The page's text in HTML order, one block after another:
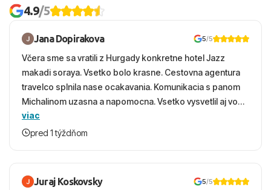
4.9/5
Jana Dopirakova 5/5
Včera sme sa vratili z Hurgady konkretne hotel Jazz
makadi soraya. Vsetko bolo krasne. Cestovna agentura
travelco splnila nase ocakavania. Komunikacia s panom
Michalinom uzasna a napomocna. Vsetko vysvetlil aj vo
vecernych hodinach zaco sa ospravedlnujem. Hotel
krasny, cisty. Sluzby top. Strava, prostredie, more,
viac
pred 1 týždňom
Juraj Koskovsky 5/5